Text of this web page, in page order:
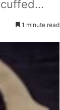
1 minute read